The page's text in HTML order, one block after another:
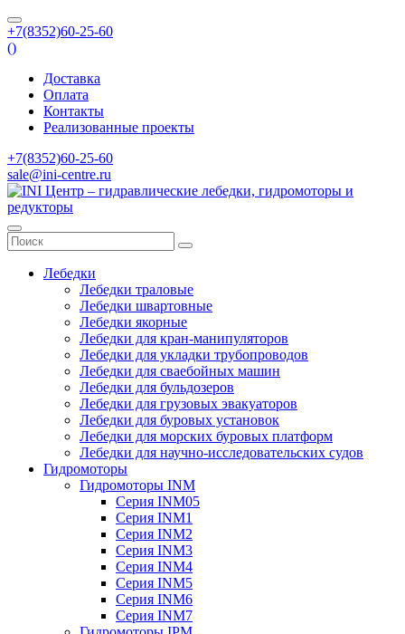
+7(8352)60-25-60
()
Доставка
Оплата
Контакты
Реализованные проекты
+7(8352)60-25-60
sale@ini-centre.ru
Лебедки
Лебедки траловые
Лебедки швартовные
Лебедки якорные
Лебедки для кран-манипуляторов
Лебедки для укладки трубопроводов
Лебедки для сваебойных машин
Лебедки для бульдозеров
Лебедки для грузовых эвакуаторов
Лебедки для буровых установок
Лебедки для морских буровых платформ
Лебедки для научно-исследовательских судов
Гидромоторы
Гидромоторы INM
Серия INM05
Серия INM1
Серия INM2
Серия INM3
Серия INM4
Серия INM5
Серия INM6
Серия INM7